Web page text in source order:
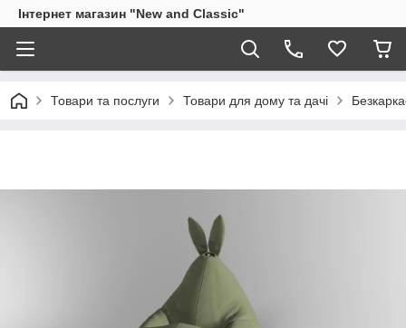
Інтернет магазин "New and Classic"
Товари та послуги Товари для дому та дачі